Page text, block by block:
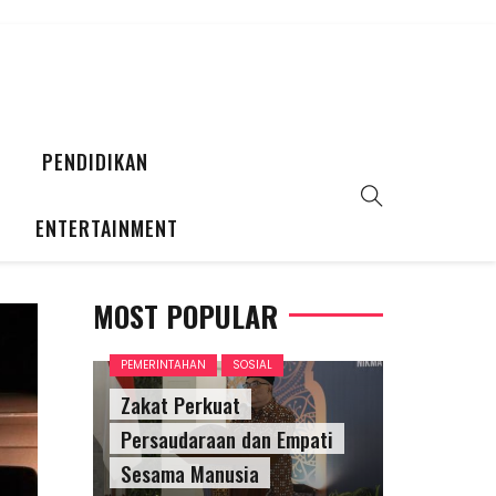
PENDIDIKAN
ENTERTAINMENT
MOST POPULAR
PEMERINTAHAN SOSIAL
Zakat Perkuat
Persaudaraan dan Empati
Sesama Manusia